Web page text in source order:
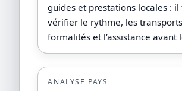
guides et prestations locales : il
vérifier le rythme, les
formalités et l’assistance avant
ANALYSE PAYS